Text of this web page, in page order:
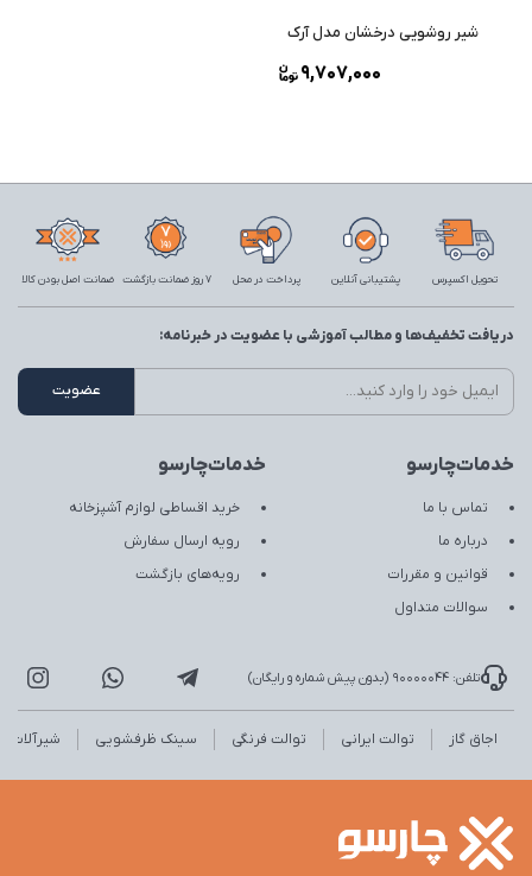
شیر روشویی درخشان مدل آرک
9,707,000
تحویل اکسپرس پشتیبانی آنلاین پرداخت در محل 7 روز ضمانت بازگشت ضمانت اصل بودن کالا
خدمات‌چارسو
تماس با ما
درباره ما
قوانین و مقررات
سوالات متداول
خدمات‌چارسو
خرید اقساطی لوازم آشپزخانه
رویه ارسال سفارش
رویه‌های بازگشت
دریافت تخفیف‌ها و مطالب آموزشی با عضویت در خبرنامه:
تلفن: 90000044 (بدون پیش شماره و رایگان)
اجاق گاز توالت ایرانی توالت فرنگی سینک ظرفشویی شیرآلات